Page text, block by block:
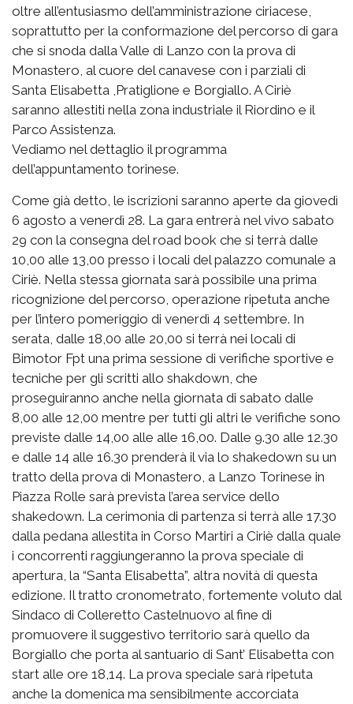
oltre all’entusiasmo dell’amministrazione ciriacese,
soprattutto per la conformazione del percorso di gara
che si snoda dalla Valle di Lanzo con la prova di
Monastero, al cuore del canavese con i parziali di
Santa Elisabetta ,Pratiglione e Borgiallo. A Ciriè
saranno allestiti nella zona industriale il Riordino e il
Parco Assistenza.
Vediamo nel dettaglio il programma
dell’appuntamento torinese.
Come già detto, le iscrizioni saranno aperte da giovedì
6 agosto a venerdì 28. La gara entrerà nel vivo sabato
29 con la consegna del road book che si terrà dalle
10,00 alle 13,00 presso i locali del palazzo comunale a
Ciriè. Nella stessa giornata sarà possibile una prima
ricognizione del percorso, operazione ripetuta anche
per l’intero pomeriggio di venerdì 4 settembre. In
serata, dalle 18,00 alle 20,00 si terrà nei locali di
Bimotor Fpt una prima sessione di verifiche sportive e
tecniche per gli scritti allo shakdown, che
proseguiranno anche nella giornata di sabato dalle
8,00 alle 12,00 mentre per tutti gli altri le verifiche sono
previste dalle 14,00 alle alle 16,00. Dalle 9.30 alle 12.30
e dalle 14 alle 16.30 prenderà il via lo shakedown su un
tratto della prova di Monastero, a Lanzo Torinese in
Piazza Rolle sarà prevista l’area service dello
shakedown. La cerimonia di partenza si terrà alle 17.30
dalla pedana allestita in Corso Martiri a Ciriè dalla quale
i concorrenti raggiungeranno la prova speciale di
apertura, la “Santa Elisabetta”, altra novità di questa
edizione. Il tratto cronometrato, fortemente voluto dal
Sindaco di Colleretto Castelnuovo al fine di
promuovere il suggestivo territorio sarà quello da
Borgiallo che porta al santuario di Sant’ Elisabetta con
start alle ore 18,14. La prova speciale sarà ripetuta
anche la domenica ma sensibilmente accorciata